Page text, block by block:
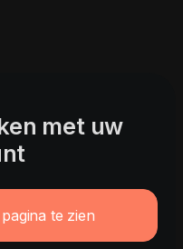
met uw
te zien